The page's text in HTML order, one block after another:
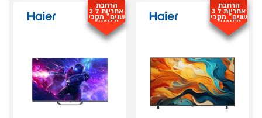
הרחבת
אחריות ל 3
שנים* מסכי
HAIER*
הרחבת
אחריות ל 3
שנים* מסכי
HAIER*